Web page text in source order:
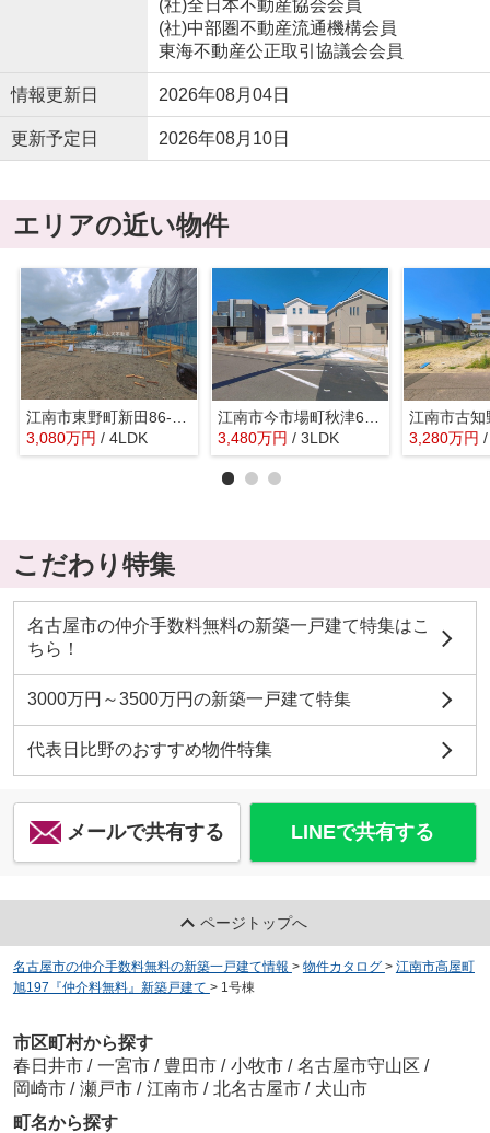
(社)全日本不動産協会会員
(社)中部圏不動産流通機構会員
東海不動産公正取引協議会会員
情報更新日 2026年08月04日
更新予定日 2026年08月10日
エリアの近い物件
3,080万円 / 4LDK
3,480万円 / 3LDK 3,280万円
こだわり特集
名古屋市の仲介手数料無料の新築一戸建て特集はこ
ちら！
3000万円～3500万円の新築一戸建て特集
代表日比野のおすすめ物件特集
メールで共有する LINEで共有する
ページトップへ
名古屋市の仲介手数料無料の新築一戸建て情報 > 物件カタログ > 江南市高屋町
旭197『仲介料無料』新築戸建て > 1号棟
市区町村から探す
春日井市 / 一宮市 / 豊田市 / 小牧市 / 名古屋市守山区 /
岡崎市 / 瀬戸市 / 江南市 / 北名古屋市 / 犬山市
町名から探す